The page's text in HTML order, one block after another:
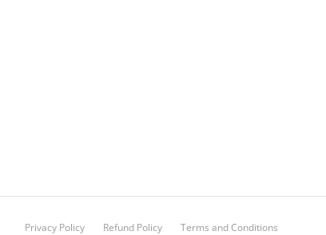
Privacy Policy Refund Policy Terms and Conditions